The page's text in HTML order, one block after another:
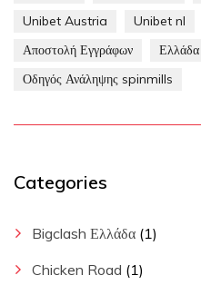
Unibet Austria
Unibet nl
Αποστολή Εγγράφων
Ελλάδα
Οδηγός Ανάληψης spinmills
Categories
Bigclash Ελλάδα (1)
Chicken Road (1)